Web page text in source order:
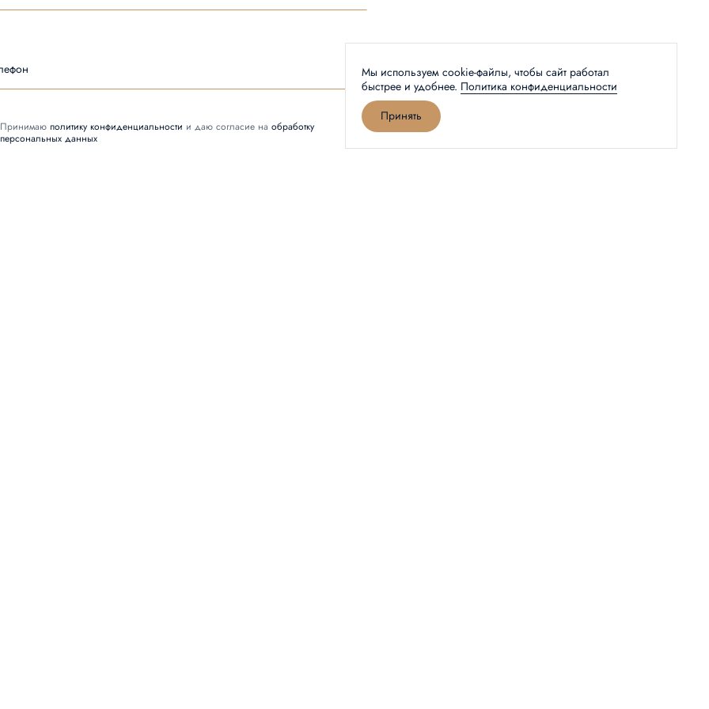
Принимаю политику конфиденциальности и даю согласие на обработку
персональных данных
Мы используем cookie-файлы, чтобы сайт работал
быстрее и удобнее. Политика конфиденциальности
Принять